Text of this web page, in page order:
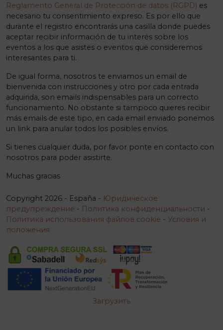
Reglamento General de Protección de datos (RGPD) es
necesario tu consentimiento expreso. Es por ello que
durante el registro encontrarás una casilla donde puedes
aceptar recibir información de tu interés sobre los
eventos a los que asistes o eventos que consideremos
interesantes para ti.
De igual forma, nosotros te enviamos un email de
bienvenida con instrucciones y otro por cada entrada
adquirida, son emails indispensables para un correcto
funcionamiento. No obstante si tampoco quieres recibir
más emails de este tipo, en cada email enviado ponemos
un link para anular todos los posibles envíos.
Si tienes cualquier duda, por favor ponte en contacto con
nosotros para poder asistirte.
Muchas gracias
Copyright 2026 - España - Юридическое
предупреждение - Политика конфиденциальности -
Политика использования файлов cookie - Условия и
положения
Загрузить